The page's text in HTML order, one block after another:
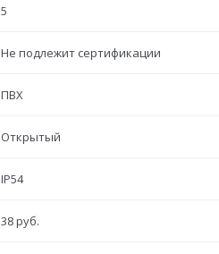
5
Не подлежит сертификации
ПВХ
Открытый
IP54
38 руб.